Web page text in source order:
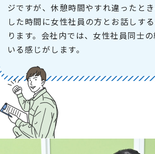
ジですが、休憩時間やすれ違ったと
した時間に女性社員の方とお話しす
ります。会社内では、女性社員同士
いる感じがします。